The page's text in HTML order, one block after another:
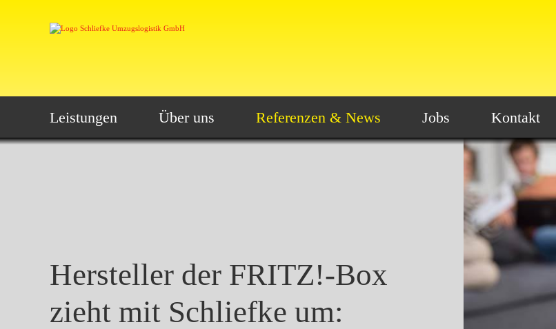
Leistungen Über uns Referenzen & News Jobs Kontakt
Hersteller der FRITZ!-Box
zieht mit Schliefke um: